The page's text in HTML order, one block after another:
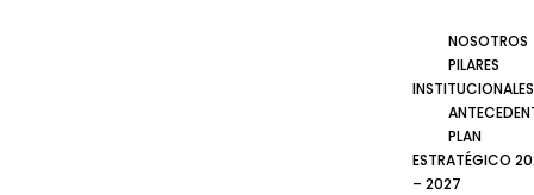
NOSOTROS
PILARES
INSTITUCIONALES
PLAN
ESTRATÉGICO
– 2027